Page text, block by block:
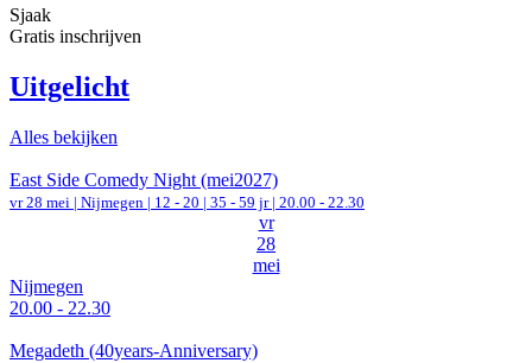
Sjaak
Gratis inschrijven
Uitgelicht
Alles bekijken
East Side Comedy Night (mei2027)
vr 28 mei | Nijmegen | 12 - 20 | 35 - 59 jr | 20.00 - 22.30
vr
28
mei
Nijmegen
20.00 - 22.30
Megadeth (40years-Anniversary)